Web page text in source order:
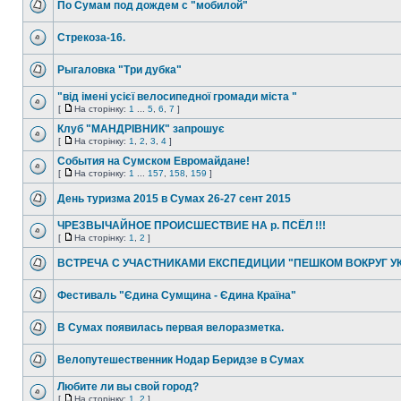
По Сумам под дождем с "мобилой"
Стрекоза-16.
Рыгаловка "Три дубка"
"від імені усієї велосипедної громади міста "
[ На сторінку: 1 5 6 7 ]
Клуб "МАНДРІВНИК" запрошує
[ На сторінку: 1 2 3 4 ]
События на Сумском Евромайдане!
[ На сторінку: 1 157 158 159 ]
День туризма 2015 в Сумах 26-27 сент 2015
ЧРЕЗВЫЧАЙНОЕ ПРОИСШЕСТВИЕ НА р. ПСЁЛ !!!
[ На сторінку: 1 2 ]
ВСТРЕЧА С УЧАСТНИКАМИ ЕКСПЕДИЦИИ "ПЕШКОМ ВОКРУГ
Фестиваль "Єдина Сумщина - Єдина Країна"
В Сумах появилась первая велоразметка.
Велопутешественник Нодар Беридзе в Сумах
Любите ли вы свой город?
[ На сторінку: 1 2 ]